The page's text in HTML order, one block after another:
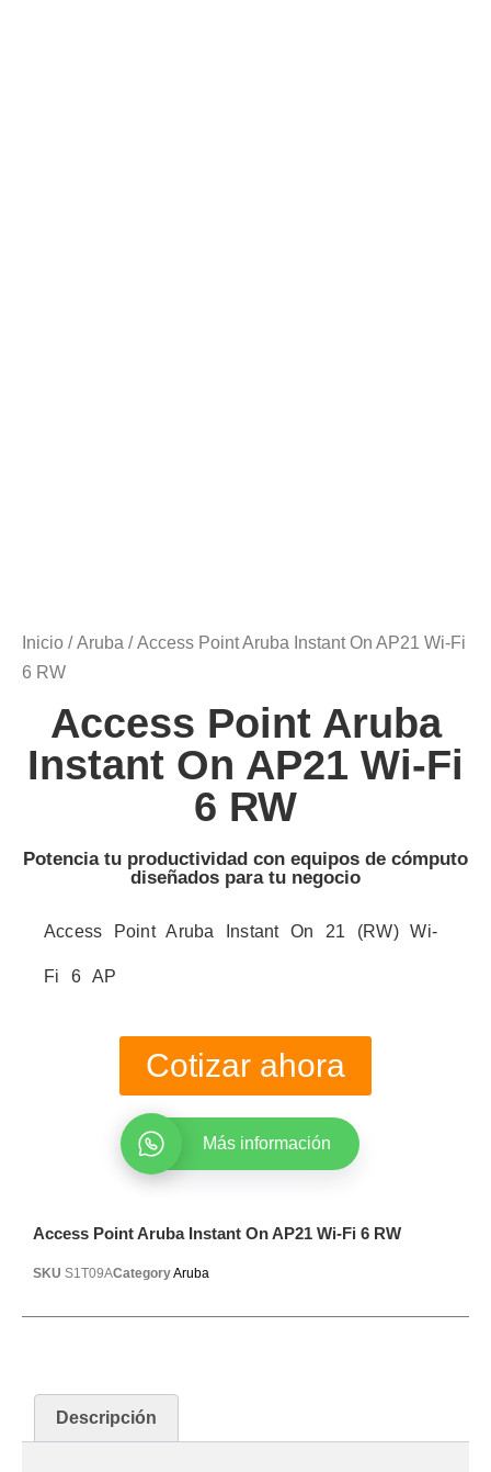
Inicio /Aruba / Access Point Aruba Instant On AP21 Wi-Fi
6 RW
Access Point Aruba
Instant On AP21 Wi-Fi
6 RW
Potencia tu productividad con equipos de cómputo
diseñados para tu negocio
Access Point Aruba Instant On 21 (RW) Wi-
Fi 6 AP
Cotizar ahora
Más información
Access Point Aruba Instant On AP21 Wi-Fi 6 RW
SKU S1T09ACategoryAruba
Descripción